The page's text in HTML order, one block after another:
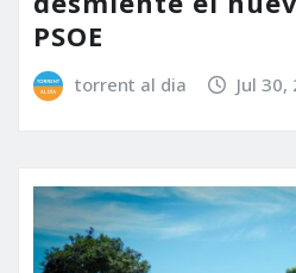
PSOE
torrent al dia Jul 30,